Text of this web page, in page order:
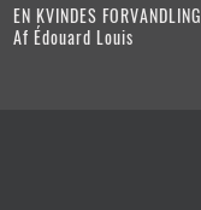
EN KVINDES FORVANDLING
Af Édouard Louis